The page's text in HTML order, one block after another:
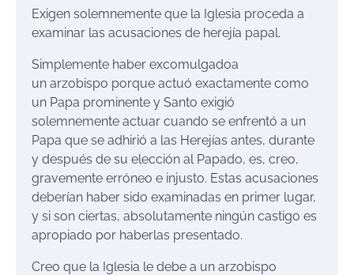
Exigen solemnemente que la Iglesia proceda a
examinar las acusaciones de herejía papal.
Simplemente haber excomulgadoa
un arzobispo porque actuó exactamente como
un Papa prominente y Santo exigió
solemnemente actuar cuando se enfrentó a un
Papa que se adhirió a las Herejías antes, durante
y después de su elección al Papado, es, creo,
gravemente erróneo e injusto. Estas acusaciones
deberían haber sido examinadas en primer lugar,
y si son ciertas, absolutamente ningún castigo es
apropiado por haberlas presentado.
Creo que la Iglesia le debe a un arzobispo